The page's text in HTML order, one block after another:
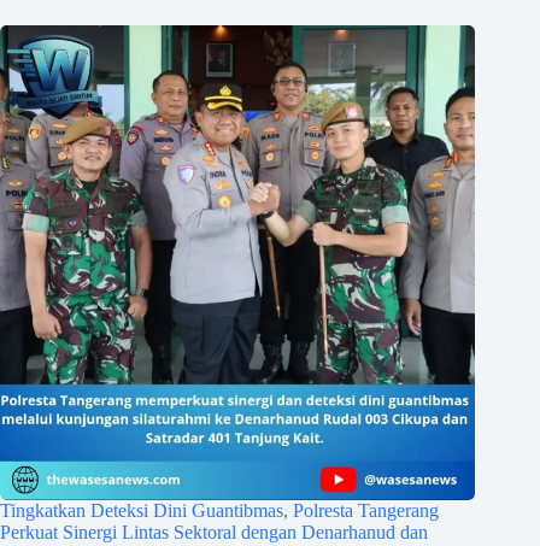
Tingkatkan Deteksi Dini Guantibmas, Polresta Tangerang
Perkuat Sinergi Lintas Sektoral dengan Denarhanud dan